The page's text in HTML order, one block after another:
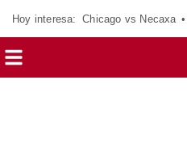
Hoy interesa: Chicago vs Necaxa